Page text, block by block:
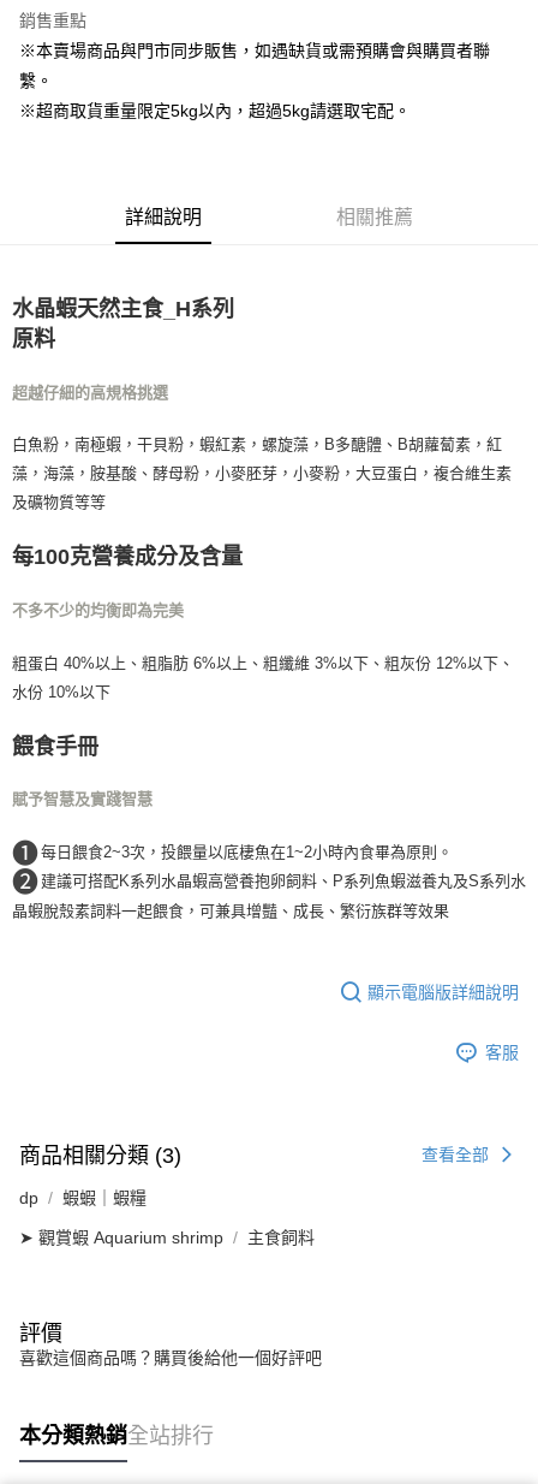
Google Pay
運送方式
每筆NT$80，滿NT$1,000(含以上)免運費
每筆NT$160
每筆NT$160，滿NT$5,000(含以上)免運費
付款後門市自取
免運費
銷售重點
※本賣場商品與門市同步販售，如遇缺貨或需預購會與購買者聯
繫。
※超商取貨重量限定5kg以內，超過5kg請選取宅配。
詳細說明 相關推薦
水晶蝦天然主食_H系列
原料
超越仔細的高規格挑選
白魚粉，南極蝦，干貝粉，蝦紅素，螺旋藻，B多醣體、B胡蘿蔔素，紅
藻，海藻，胺基酸、酵母粉，小麥胚芽，小麥粉，大豆蛋白，複合維生素
及礦物質等等
每100克營養成分及含量
不多不少的均衡即為完美
粗蛋白 40%以上、粗脂肪 6%以上、粗纖維 3%以下、粗灰份 12%以下、
水份 10%以下
餵食手冊
賦予智慧及實踐智慧
❶每日餵食2~3次，投餵量以底棲魚在1~2小時內食畢為原則。
❷建議可搭配K系列水晶蝦高營養抱卵飼料、P系列魚蝦滋養丸及S系列水
晶蝦脫殼素詞料一起餵食，可兼具增豔、成長、繁衍族群等效果
顯示電腦版詳細說明
客服
商品相關分類 (3) 查看全部
dp 蝦蝦｜蝦糧
➤ 觀賞蝦 Aquarium shrimp 主食飼料
評價
喜歡這個商品嗎？購買後給他一個好評吧
本分類熱銷全站排行